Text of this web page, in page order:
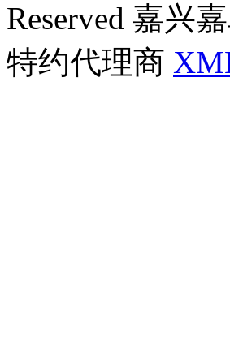
Reserved 嘉兴
特约代理商